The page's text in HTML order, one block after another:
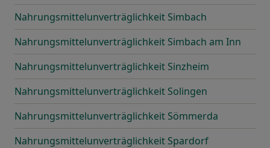
Nahrungsmittelunverträglichkeit Simbach
Nahrungsmittelunverträglichkeit Simbach am Inn
Nahrungsmittelunverträglichkeit Sinzheim
Nahrungsmittelunverträglichkeit Solingen
Nahrungsmittelunverträglichkeit Sömmerda
Nahrungsmittelunverträglichkeit Spardorf